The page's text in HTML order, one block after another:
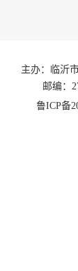
主办：临沂
邮编：
鲁ICP备